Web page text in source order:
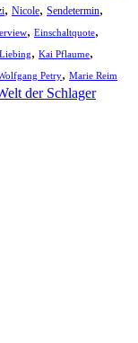
, Nicole, Sendetermin,
, Einschaltquote,
, Kai Pflaume,
Petry, Marie Reim